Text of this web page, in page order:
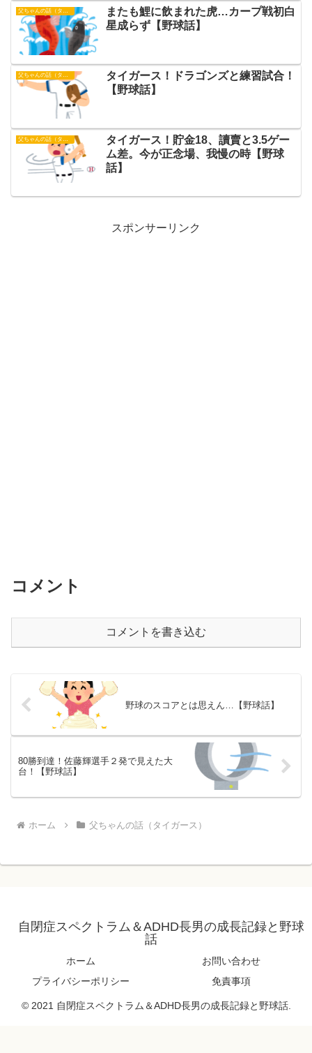
父ちゃんの話（タイガース）
またも鯉に飲まれた虎…カープ戦初白
星成らず【野球話】
父ちゃんの話（タイガース）
タイガース！ドラゴンズと練習試合！
【野球話】
タイガース！貯金18、讀賣と3.5ゲー
ム差。今が正念場、我慢の時【野球
話】
スポンサーリンク
コメント
コメントを書き込む
野球のスコアとは思えん…【野球話】
80勝到達！佐藤輝選手２発で見えた大
台！【野球話】
ホーム 父ちゃんの話（タイガース）
自閉症スペクトラム＆ADHD長男の成長記録と野球
話
ホーム
お問い合わせ
プライバシーポリシー
免責事項
© 2021 自閉症スペクトラム＆ADHD長男の成長記録と野球話.